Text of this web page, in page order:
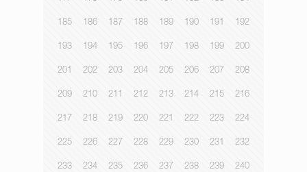
185 186 187 188 189 190 191 192
193 194 195 196 197 198 199 200
201 202 203 204 205 206 207 208
209 210 211 212 213 214 215 216
217 218 219 220 221 222 223 224
225 226 227 228 229 230 231 232
233 234 235 236 237 238 239 240